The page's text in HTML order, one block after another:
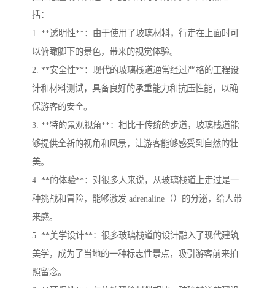
括：
1. **透明性**：由于使用了玻璃材料，行走在上面时可
以俯瞰脚下的景色，带来的视觉体验。
2. **安全性**：现代的玻璃栈道通常经过严格的工程设
计和材料测试，具备良好的承重能力和抗压性能，以确
保游客的安全。
3. **特的景观视角**：相比于传统的步道，玻璃栈道能
够提供全新的视角和风景，让游客能够感受到自然的壮
美。
4. **的体验**：对很多人来说，从玻璃栈道上走过是一
种挑战和冒险，能够激发 adrenaline（）的分泌，给人带
来感。
5. **美学设计**：很多玻璃栈道的设计融入了现代建筑
美学，成为了当地的一种标志性景点，吸引游客前来拍
照留念。